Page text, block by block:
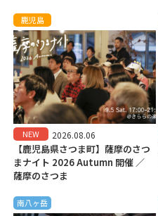
鹿児島
NEW 2026.08.06
【鹿児島県さつま町】薩摩のさつ
まナイト 2026 Autumn 開催 ／
薩摩のさつま
南八ヶ岳